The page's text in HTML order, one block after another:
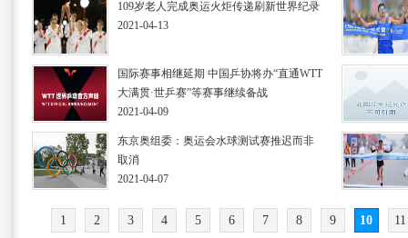
109岁老人完成奥运火炬传递刷新世界纪录
2021-04-13
国际赛事相继延期 中国乒协将办“直通WTT
大满贯·世乒赛”等赛事继续备战
2021-04-09
东京奥组委：奥运会水球测试赛推迟而非
取消
2021-04-07
1 2 3 4 5 6 7 8 9 10 11